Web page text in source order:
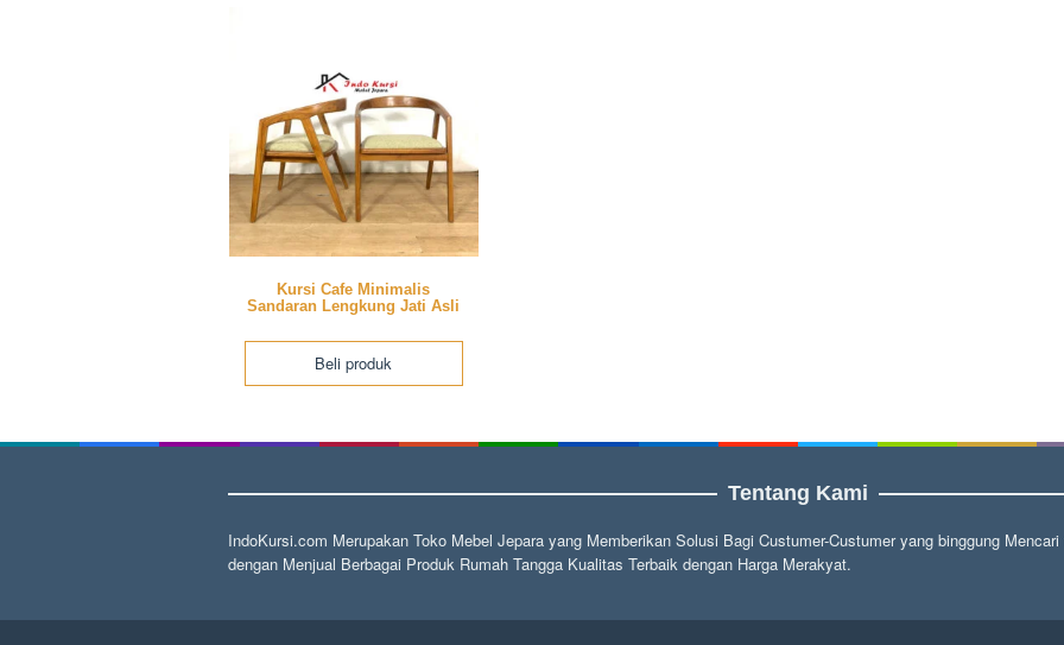
Kursi Cafe Minimalis
Sandaran Lengkung Jati Asli
Beli produk
Tentang Kami
IndoKursi.com Merupakan Toko Mebel Jepara yang Memberikan Solusi Bagi Custumer-Custumer yang binggung
dengan Menjual Berbagai Produk Rumah Tangga Kualitas Terbaik dengan Harga Merakyat.